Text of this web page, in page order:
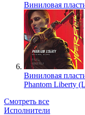
Виниловая
Виниловая
Phantom Liberty
Смотреть все
Исполнители